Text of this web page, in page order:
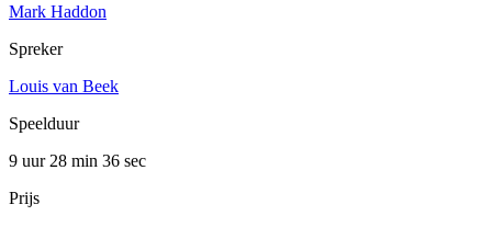
Mark Haddon
Spreker
Louis van Beek
Speelduur
9 uur 28 min 36 sec
Prijs